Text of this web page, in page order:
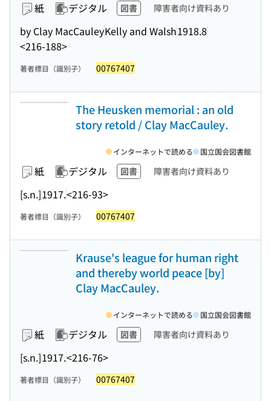
紙 デジタル 図書 障害者向け資料あり
by Clay MacCauleyKelly and Walsh1918.8
<216-188>
著者標目（識別子） 00767407
The Heusken memorial : an old
story retold / Clay MacCauley.
紙 デジタル 図書 障害者向け資料あり
[s.n.]1917.<216-93>
インターネットで読める 国立国会図書館
著者標目（識別子） 00767407
Krause's league for human right
and thereby world peace [by]
Clay MacCauley.
紙 デジタル 図書 障害者向け資料あり
[s.n.]1917.<216-76>
インターネットで読める 国立国会図書館
著者標目（識別子） 00767407